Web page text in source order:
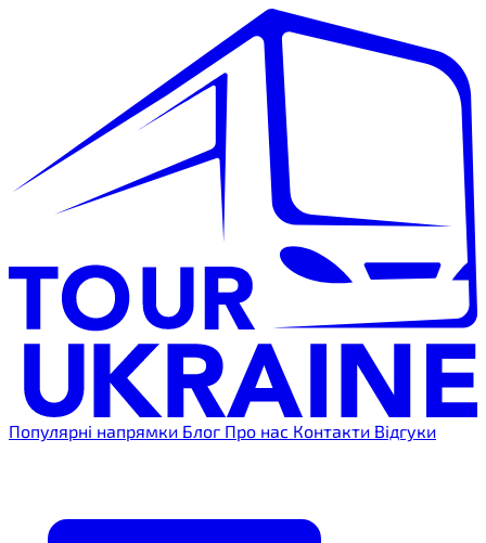
Популярні напрямки Блог Про нас Контакти Відгуки